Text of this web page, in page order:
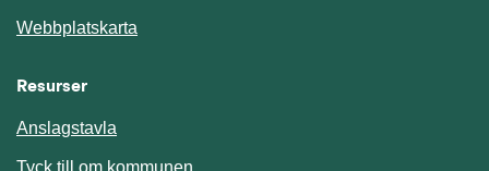
Webbplatskarta
Resurser
Anslagstavla
Tyck till om kommunen